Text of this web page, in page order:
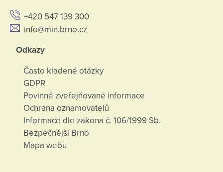
+420 547 139 300
info@min.brno.cz
Odkazy
Často kladené otázky
GDPR
Povinně zveřejňované informace
Ochrana oznamovatelů
Informace dle zákona č. 106/1999 Sb.
Bezpečnější Brno
Mapa webu